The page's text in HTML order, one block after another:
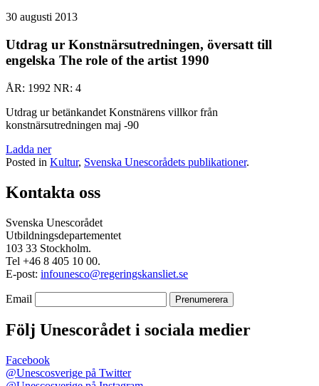
30 augusti 2013
Utdrag ur Konstnärsutredningen, översatt till
engelska The role of the artist 1990
ÅR: 1992 NR: 4
Utdrag ur betänkandet Konstnärens villkor från
konstnärsutredningen maj -90
Ladda ner
Posted in Kultur, Svenska Unescorådets publikationer.
Kontakta oss
Svenska Unescorådet
Utbildningsdepartementet
103 33 Stockholm.
Tel +46 8 405 10 00.
E-post: infounesco@regeringskansliet.se
Email
Följ Unescorådet i sociala medier
Facebook
@Unescosverige på Twitter